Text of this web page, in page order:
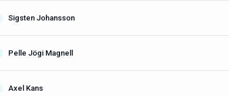
Sigsten Johansson
Pelle Jögi Magnell
Axel Kans